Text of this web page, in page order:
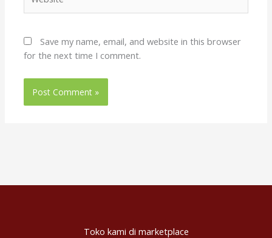
Save my name, email, and website in this browser
for the next time I comment.
Toko kami di marketplace